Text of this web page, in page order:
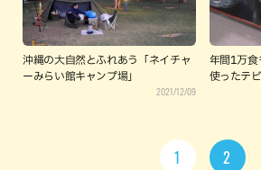
沖縄の大自然とふれあう「ネイチャ
ーみらい館キャンプ場」
2021/12/09
年間1万食
使ったテ
1 2